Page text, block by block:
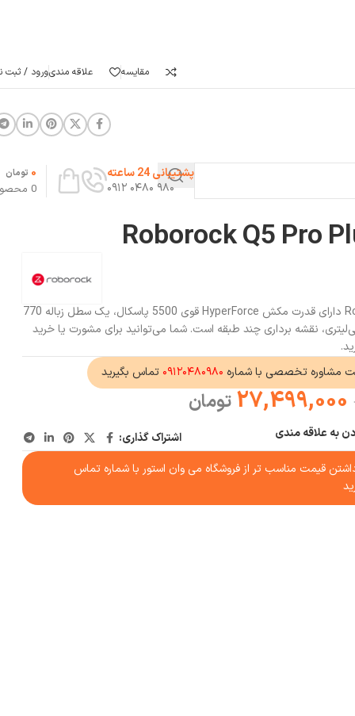
مقایسه علاقه مندیورود / ثبت
پشتیبانی 24 ساعته
۹۸۰ ۰۴۸۰ ۰۹۱۲
0
0 تومان
جارو رباتیک Roborock Q5 Pro Plus دارای قدرت مکش HyperForce قوی 5500 پاسکال، یک سطل زباله 770
و یک مخزن آب 180 میلی‌لیتری، نقشه برداری چند طبقه است. شما می‌توانید برای مشورت یا خرید
مشاوره تخصصی با شماره ۰۹۱۲۰۴۸۰۹۸۰ تماس بگیرید
27,499,000 تومان
به علاقه مندی
اشتراک گذاری:
قیمت مناسب تر از فروشگاه می وان استور با شماره تماس